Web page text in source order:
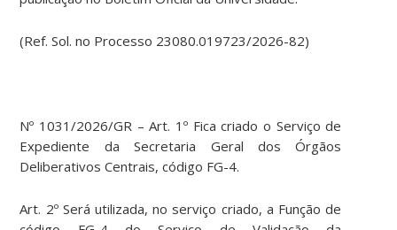
(Ref. Sol. no Processo 23080.019723/2026-82)
Nº 1031/2026/GR – Art. 1º Fica criado o Serviço de
Expediente da Secretaria Geral dos Órgãos
Deliberativos Centrais, código FG-4.
Art. 2º Será utilizada, no serviço criado, a Função de